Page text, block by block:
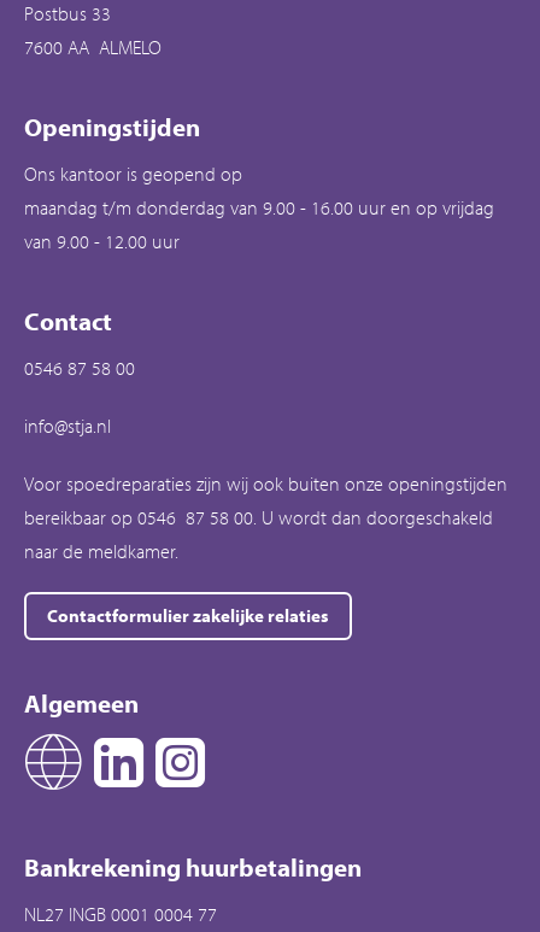
Postbus 33
7600 AA ALMELO
Openingstijden
Ons kantoor is geopend op
maandag t/m donderdag van 9.00 - 16.00 uur en op vrijdag
van 9.00 - 12.00 uur
Contact
0546 87 58 00
info@stja.nl
Voor spoedreparaties zijn wij ook buiten onze openingstijden
bereikbaar op 0546 87 58 00. U wordt dan doorgeschakeld
naar de meldkamer.
Contactformulier zakelijke relaties
Algemeen
Bankrekening huurbetalingen
NL27 INGB 0001 0004 77